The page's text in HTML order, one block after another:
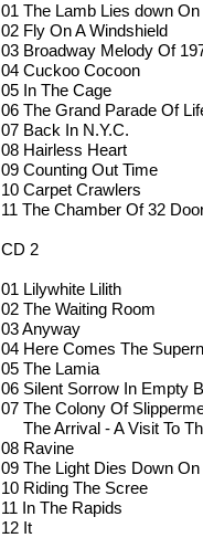
01 The Lamb Lies down
02 Fly On A Windshield
03 Broadway Melody Of
04 Cuckoo Cocoon
05 In The Cage
06 The Grand Parade Of
07 Back In N.Y.C.
08 Hairless Heart
09 Counting Out Time
10 Carpet Crawlers
11 The Chamber Of 32
CD 2
01 Lilywhite Lilith
02 The Waiting Room
03 Anyway
04 Here Comes The
05 The Lamia
06 Silent Sorrow In Empty
07 The Colony Of
The Arrival - A Visit To
08 Ravine
09 The Light Dies Down
10 Riding The Scree
11 In The Rapids
12 It